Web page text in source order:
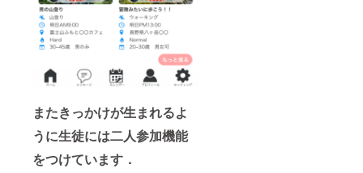
またきっかけが生まれるよ
うに生徒には二人参加機能
をつけています．